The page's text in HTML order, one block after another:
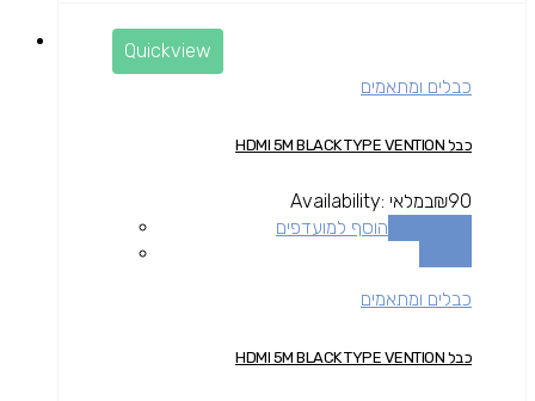
Quickview
כבלים ומתאמים
כבל HDMI 5M BLACK TYPE VENTION
₪90
Availability: במלאי
הוסף למועדפים
כבלים ומתאמים
כבל HDMI 5M BLACK TYPE VENTION